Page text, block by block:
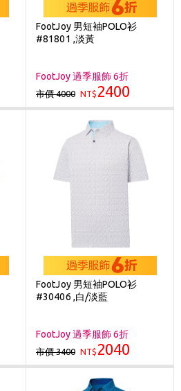
FootJoy 男短袖POLO衫
#81801 ,淡黃
FootJoy 過季服飾 6折
市價 4000 NT$ 2400
FootJoy 男短袖POLO衫
#30406 ,白/淡藍
FootJoy 過季服飾 6折
市價 3400 NT$ 2040